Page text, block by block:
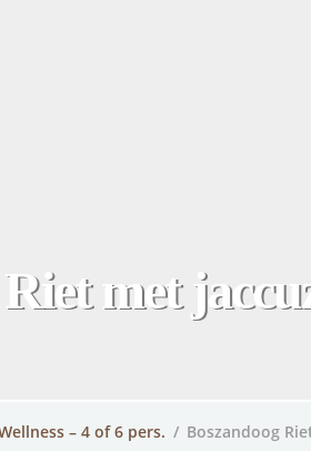
met
– 4 of 6 pers. / Boszandoog